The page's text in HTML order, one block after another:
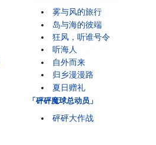
雾与风的旅行
岛与海的彼端
狂风，听谁号令
听海人
自外而来
归乡漫漫路
夏日赠礼
「砰砰魔球总动员」
砰砰大作战